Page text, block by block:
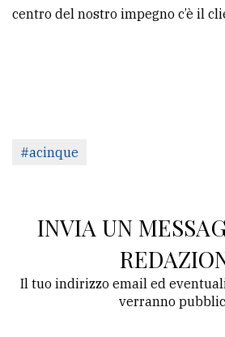
centro del nostro impegno c’è il
#acinque
INVIA UN
Il tuo indirizzo email ed
verranno